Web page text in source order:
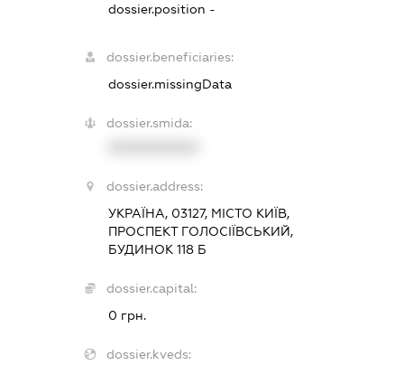
dossier.position -
dossier.beneficiaries:
dossier.missingData
dossier.smida:
dossier.address:
УКРАЇНА, 03127, МІСТО КИЇВ,
ПРОСПЕКТ ГОЛОСІЇВСЬКИЙ,
БУДИНОК 118 Б
dossier.capital:
0 грн.
dossier.kveds: